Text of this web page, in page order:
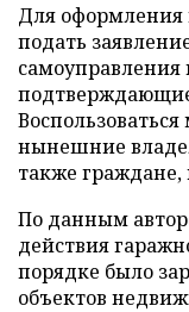
Для оформления
подать
нынешние
также
По данным
действия
порядке было
объектов